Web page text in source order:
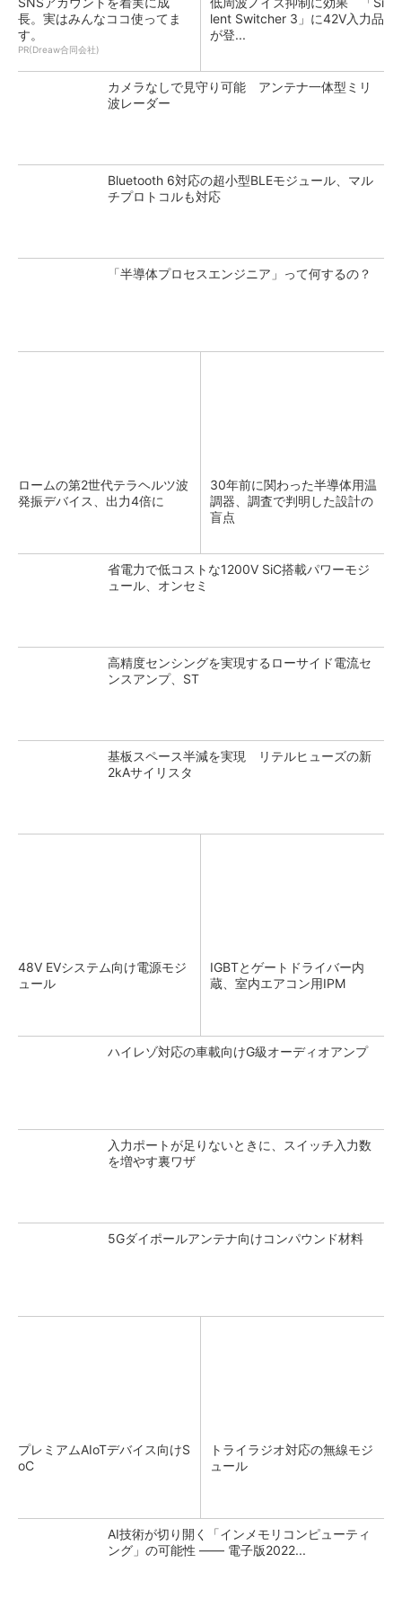
長。実はみんなココ使ってま
す。
PR(Dreaw合同会社)
lent Switcher 3」に42V入力品
が登...
カメラなしで見守り可能 アンテナ一体型ミリ
波レーダー
Bluetooth 6対応の超小型BLEモジュール、マル
チプロトコルも対応
「半導体プロセスエンジニア」って何するの？
ロームの第2世代テラヘルツ波
発振デバイス、出力4倍に
30年前に関わった半導体用温
調器、調査で判明した設計の
盲点
省電力で低コストな1200V SiC搭載パワーモジ
ュール、オンセミ
高精度センシングを実現するローサイド電流セ
ンスアンプ、ST
基板スペース半減を実現 リテルヒューズの新
2kAサイリスタ
48V EVシステム向け電源モジ
ュール
IGBTとゲートドライバー内
蔵、室内エアコン用IPM
ハイレゾ対応の車載向けG級オーディオアンプ
入力ポートが足りないときに、スイッチ入力数
を増やす裏ワザ
5Gダイポールアンテナ向けコンパウンド材料
プレミアムAIoTデバイス向けS
oC
トライラジオ対応の無線モジ
ュール
AI技術が切り開く「インメモリコンピューティ
ング」の可能性 ―― 電子版2022...